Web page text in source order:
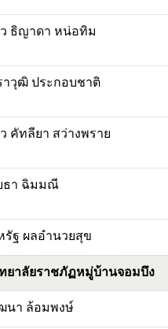
ธิญาดา หน่อทิม
าวุฒิ ประกอบชาติ
คัทลียา สว่างพราย
ธา ฉิมมณี
รัฐ ผลอำนวยสุข
ยาลัยราชภัฏหมู่บ้านจอมบึง
นา ล้อมพงษ์